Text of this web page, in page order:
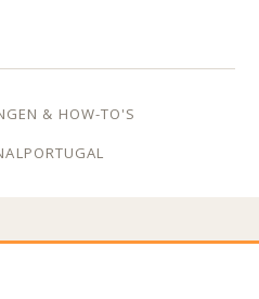
& HOW-TO'S
PORTUGAL